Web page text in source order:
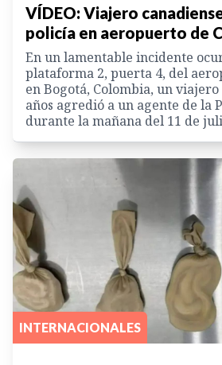
VÍDEO: Viajero
policía en aeropuerto de
En un lamentable incidente
plataforma 2, puerta 4, del
en Bogotá, Colombia, un
años agredió a un agente de la
durante la mañana del 11 de
INTERNACIONALES